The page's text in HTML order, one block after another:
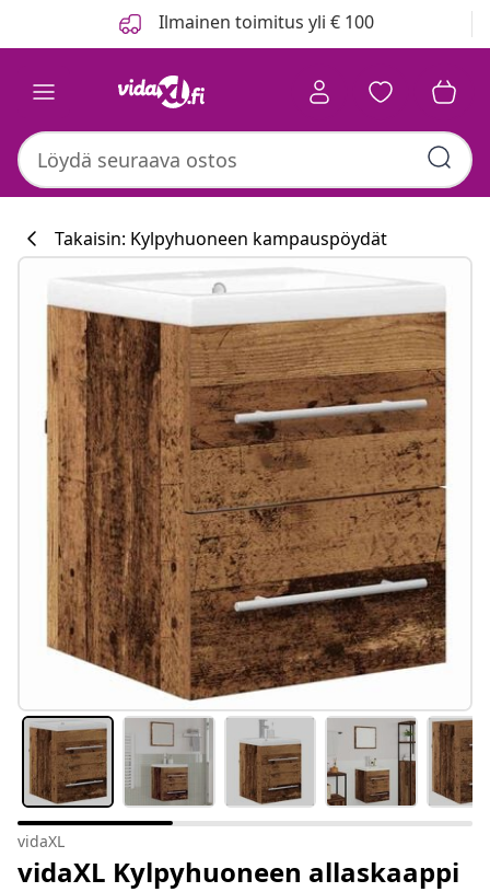
Ilmainen toimitus yli € 100
#sharemevidaxl
Takaisin: Kylpyhuoneen kampauspöydät
vidaXL
vidaXL Kylpyhuoneen allaskaappi